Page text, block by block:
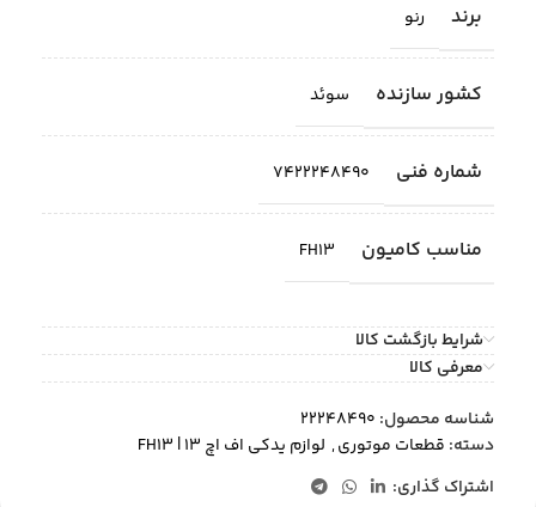
برند رنو
کشور سازنده سوئد
شماره فنی 7422248490
مناسب کامیون FH13
شرایط بازگشت کالا
معرفی کالا
شناسه محصول: 22248490
دسته: قطعات موتوری, لوازم یدکی اف اچ 13 | FH13
اشتراک گذاری: